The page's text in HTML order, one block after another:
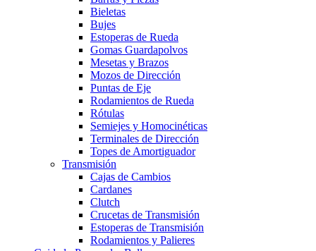
Bieletas
Bujes
Estoperas de Rueda
Gomas Guardapolvos
Mesetas y Brazos
Mozos de Dirección
Puntas de Eje
Rodamientos de Rueda
Rótulas
Semiejes y Homocinéticas
Terminales de Dirección
Topes de Amortiguador
Transmisión
Cajas de Cambios
Cardanes
Clutch
Crucetas de Transmisión
Estoperas de Transmisión
Rodamientos y Palieres